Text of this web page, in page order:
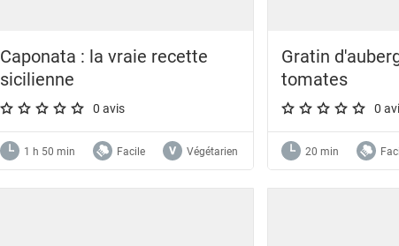
Caponata : la vraie recette
sicilienne
A star rating of 0 out of 5.
0 avis
1 h 50 min Facile Végétarien
Gratin
tomates
A star rating of 0
0
20 min